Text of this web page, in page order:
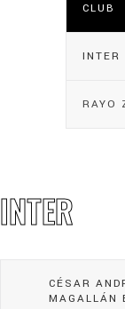
CLUB
INTER
RAYO
INTER
CÉSAR
MAGALLÁN